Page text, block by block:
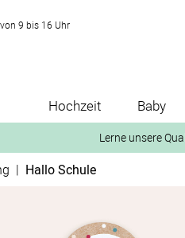
9 bis 16 Uhr
Hochzeit Baby
Lerne unsere
2. Aktiviere „kostenlose Musterkarte“
| Hallo Schule